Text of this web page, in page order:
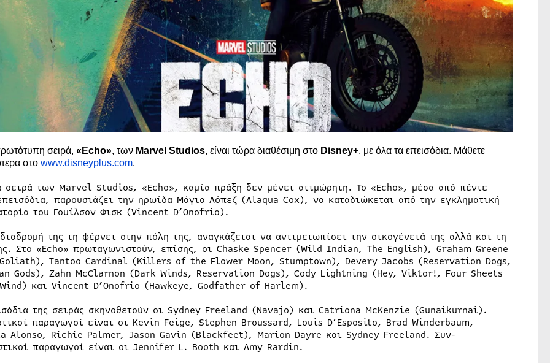
σειρά, «Echo», των Marvel Studios, είναι τώρα διαθέσιμη στο Disney+, με όλα τα επεισόδια. Μάθετε
στο www.disneyplus.com.
σειρά των Marvel Studios, «Echo», καμία πράξη δεν μένει ατιμώρητη. Το «Echo», μέσα από πέντε
παρουσιάζει την ηρωίδα Μάγια Λόπεζ (Alaqua Cox), να καταδιώκεται από την εγκληματική
του Γουίλσον Φισκ (Vincent D’Onofrio).
της τη φέρνει στην πόλη της, αναγκάζεται να αντιμετωπίσει την οικογένειά της αλλά και τη
Στο «Echo» πρωταγωνιστούν, επίσης, οι Chaske Spencer (Wild Indian, The English), Graham Greene
Tantoo Cardinal (Killers of the Flower Moon, Stumptown), Devery Jacobs (Reservation Dogs,
Gods), Zahn McClarnon (Dark Winds, Reservation Dogs), Cody Lightning (Hey, Viktor!, Four Sheets
και Vincent D’Onofrio (Hawkeye, Godfather of Harlem).
της σειράς σκηνοθετούν οι Sydney Freeland (Navajo) και Catriona McKenzie (Gunaikurnai).
παραγωγοί είναι οι Kevin Feige, Stephen Broussard, Louis D’Esposito, Brad Winderbaum,
Alonso, Richie Palmer, Jason Gavin (Blackfeet), Marion Dayre και Sydney Freeland. Συν-
παραγωγοί είναι οι Jennifer L. Booth και Amy Rardin.